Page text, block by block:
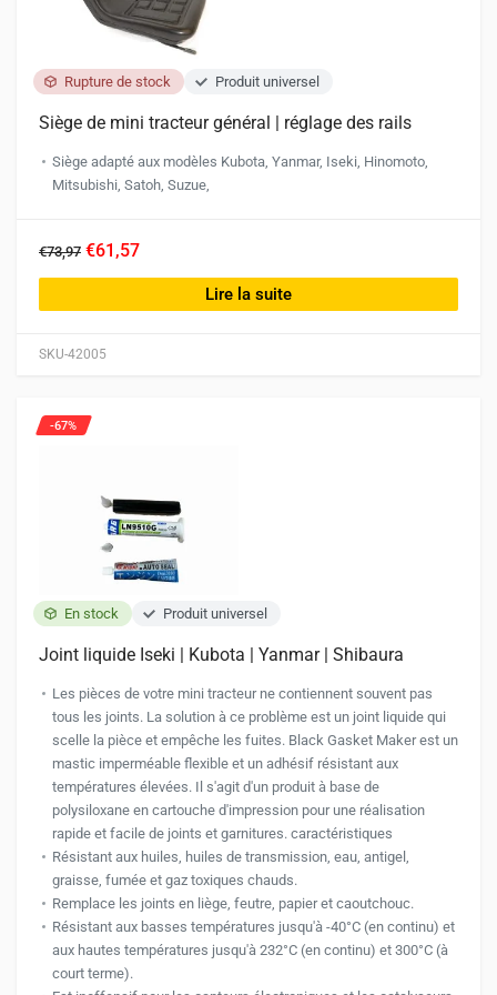
Rupture de stock Produit universel
SKU-42005
Siège de mini tracteur général | réglage des rails
Siège adapté aux modèles Kubota, Yanmar, Iseki, Hinomoto,
Mitsubishi, Satoh, Suzue,
€73,97 €61,57
Lire la suite
En stock Produit universel
-67%
Joint liquide Iseki | Kubota | Yanmar | Shibaura
Les pièces de votre mini tracteur ne contiennent souvent pas
tous les joints. La solution à ce problème est un joint liquide qui
scelle la pièce et empêche les fuites. Black Gasket Maker est un
mastic imperméable flexible et un adhésif résistant aux
températures élevées. Il s'agit d'un produit à base de
polysiloxane en cartouche d'impression pour une réalisation
rapide et facile de joints et garnitures. caractéristiques
Résistant aux huiles, huiles de transmission, eau, antigel,
graisse, fumée et gaz toxiques chauds.
Remplace les joints en liège, feutre, papier et caoutchouc.
Résistant aux basses températures jusqu'à -40°C (en continu) et
aux hautes températures jusqu'à 232°C (en continu) et 300°C (à
court terme).